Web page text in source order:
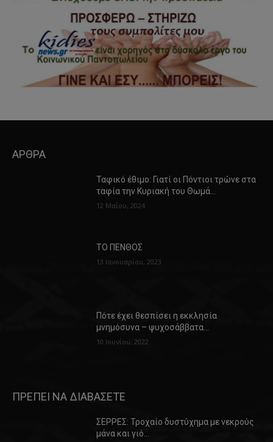
ΑΡΘΡΑ
Ταφικό έθιμο: Γιατί οι Πόντιοι τρώνε στα
ταφία την Κυριακή του Θωμά…
12 Μαΐου, 2024
ΤΟ ΠΕΝΘΟΣ
13 Ιανουαρίου, 2023
Πότε έχει θεσπίσει η εκκλησία
μνημόσυνα – ψυχοσάββατα…
10 Ιουνίου, 2022
ΠΡΕΠΕΙ ΝΑ ΔΙΑΒΑΣΕΤΕ
ΣΕΡΡΕΣ: Τροχαίο δυστύχημα με νεκρούς
μάνα και γιό…